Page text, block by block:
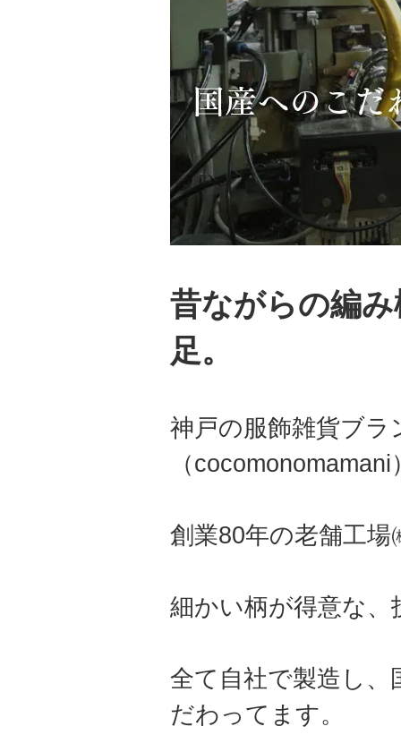
昔ながらの編
足。
神戸の服飾雑貨ブ
（
創業80年の老舗工
細かい柄が得意な
全て自社で製造し、
だわってます。